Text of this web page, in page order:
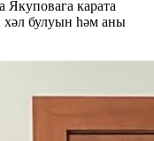
Якуповага карата
булуын һәм аны